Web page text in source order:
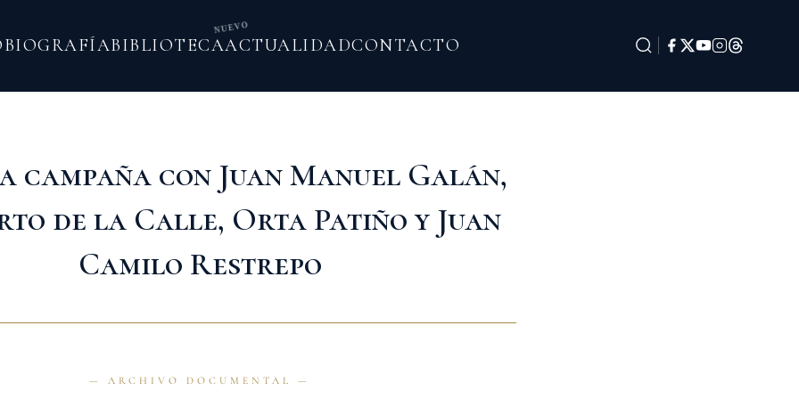
BIOGRAFÍABIBLIOTECA
NUEVO
ACTUALIDADCONTACTO
campaña con Juan Manuel Galán,
de la Calle, Orta Patiño y Juan
Camilo Restrepo